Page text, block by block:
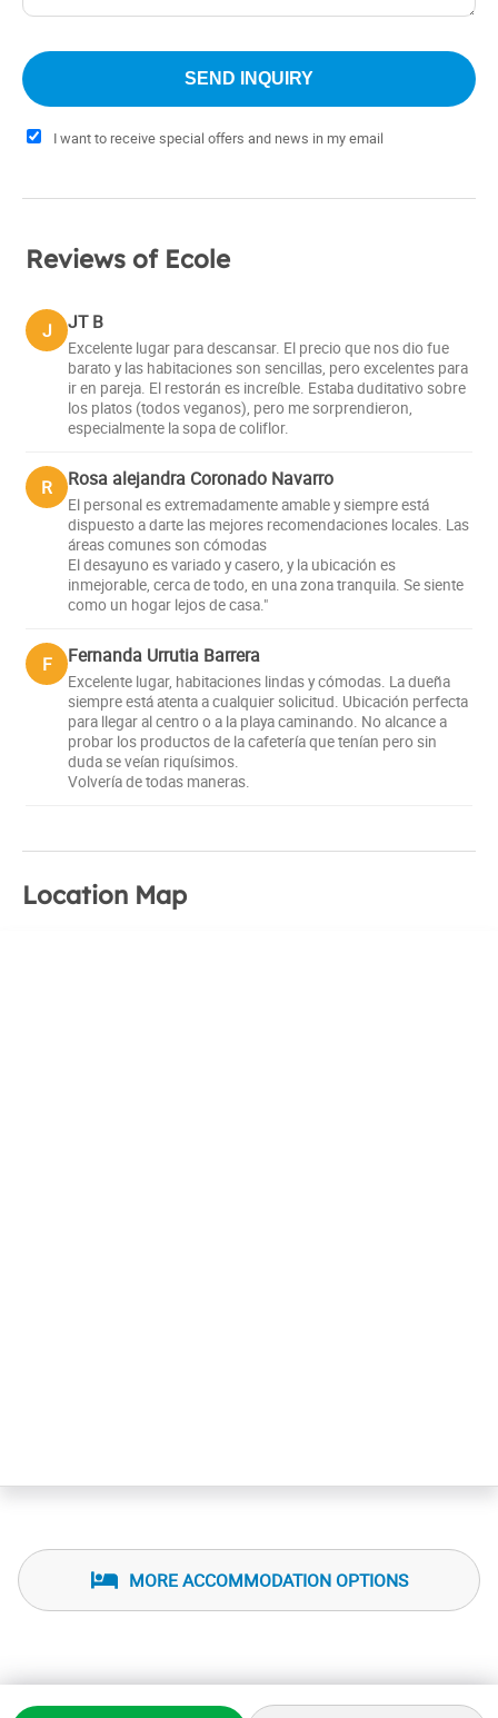
I want to receive special offers and news in my email
Reviews of Ecole
J JT B
Excelente lugar para descansar. El precio que nos dio fue
barato y las habitaciones son sencillas, pero excelentes para
ir en pareja. El restorán es increíble. Estaba duditativo sobre
los platos (todos veganos), pero me sorprendieron,
especialmente la sopa de coliflor.
R Rosa alejandra Coronado Navarro
El personal es extremadamente amable y siempre está
dispuesto a darte las mejores recomendaciones locales. Las
áreas comunes son cómodas
El desayuno es variado y casero, y la ubicación es
inmejorable, cerca de todo, en una zona tranquila. Se siente
como un hogar lejos de casa."
F Fernanda Urrutia Barrera
Excelente lugar, habitaciones lindas y cómodas. La dueña
siempre está atenta a cualquier solicitud. Ubicación perfecta
para llegar al centro o a la playa caminando. No alcance a
probar los productos de la cafetería que tenían pero sin
duda se veían riquísimos.
Volvería de todas maneras.
Location Map
MORE ACCOMMODATION OPTIONS